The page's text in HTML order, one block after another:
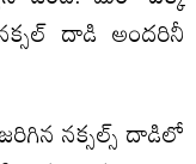
దాడి అందరినీ
నక్సల్స్ దాడిలో